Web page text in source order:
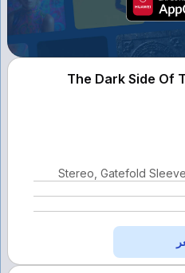
The Dark Side Of
Stereo, Gatefold